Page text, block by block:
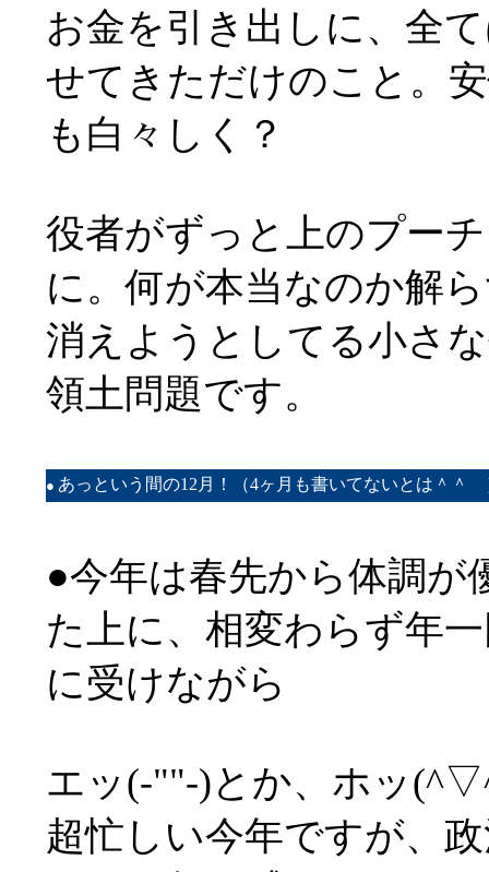
お金を引き出しに、全
せてきただけのこと。
も白々しく？
役者がずっと上のプー
に。何が本当なのか解
消えようとしてる小さ
領土問題です。
● あっという間の12月！（4ヶ月も書いてないとは＾＾ゞ
●今年は春先から体調が
た上に、相変わらず年
に受けながら
エッ(-""-)とか、ホッ
超忙しい今年ですが、